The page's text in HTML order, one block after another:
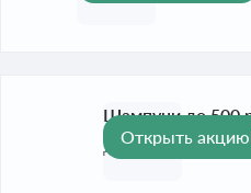
Шампуни до 500
До 31 дек. 2026
Открыть акцию